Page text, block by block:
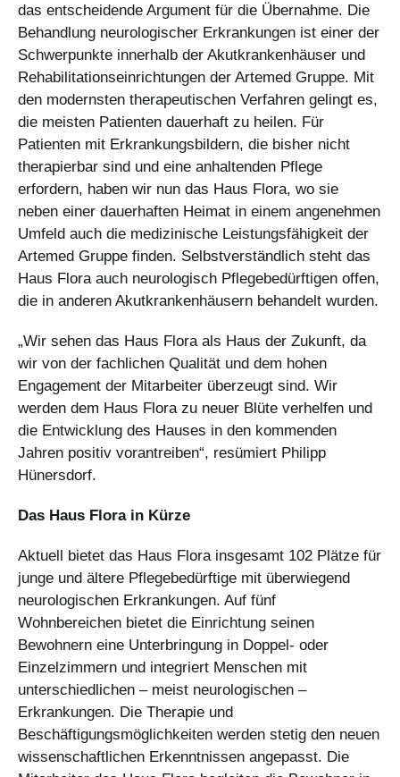
das entscheidende Argument für die Übernahme. Die
Behandlung neurologischer Erkrankungen ist einer der
Schwerpunkte innerhalb der Akutkrankenhäuser und
Rehabilitationseinrichtungen der Artemed Gruppe. Mit
den modernsten therapeutischen Verfahren gelingt es,
die meisten Patienten dauerhaft zu heilen. Für
Patienten mit Erkrankungsbildern, die bisher nicht
therapierbar sind und eine anhaltenden Pflege
erfordern, haben wir nun das Haus Flora, wo sie
neben einer dauerhaften Heimat in einem angenehmen
Umfeld auch die medizinische Leistungsfähigkeit der
Artemed Gruppe finden. Selbstverständlich steht das
Haus Flora auch neurologisch Pflegebedürftigen offen,
die in anderen Akutkrankenhäusern behandelt wurden.
„Wir sehen das Haus Flora als Haus der Zukunft, da
wir von der fachlichen Qualität und dem hohen
Engagement der Mitarbeiter überzeugt sind. Wir
werden dem Haus Flora zu neuer Blüte verhelfen und
die Entwicklung des Hauses in den kommenden
Jahren positiv vorantreiben“, resümiert Philipp
Hünersdorf.
Das Haus Flora in Kürze
Aktuell bietet das Haus Flora insgesamt 102 Plätze für
junge und ältere Pflegebedürftige mit überwiegend
neurologischen Erkrankungen. Auf fünf
Wohnbereichen bietet die Einrichtung seinen
Bewohnern eine Unterbringung in Doppel- oder
Einzelzimmern und integriert Menschen mit
unterschiedlichen – meist neurologischen –
Erkrankungen. Die Therapie und
Beschäftigungsmöglichkeiten werden stetig den neuen
wissenschaftlichen Erkenntnissen angepasst. Die